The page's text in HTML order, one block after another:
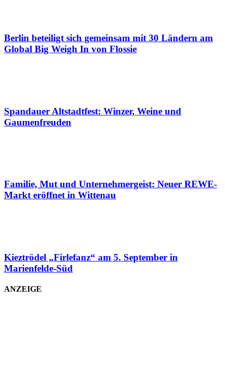
Berlin beteiligt sich gemeinsam mit 30 Ländern am
Global Big Weigh In von Flossie
Spandauer Altstadtfest: Winzer, Weine und
Gaumenfreuden
Familie, Mut und Unternehmergeist: Neuer REWE-
Markt eröffnet in Wittenau
Kieztrödel „Firlefanz“ am 5. September in
Marienfelde-Süd
ANZEIGE